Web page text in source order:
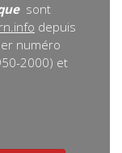
sont
depuis
numéro
2000) et